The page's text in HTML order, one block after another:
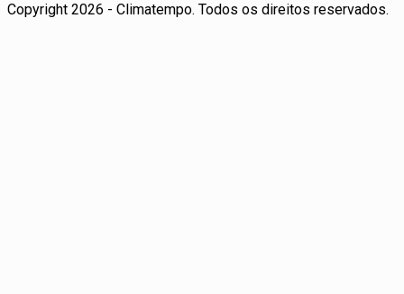
Copyright 2026 - Climatempo. Todos os direitos reservados.